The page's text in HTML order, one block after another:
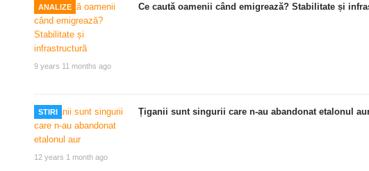
ANALIZE
9 years 11 months ago
Ce caută oamenii când emigrează? Stabilitate și
STIRI
12 years 1 month ago
Țiganii sunt singurii care n-au abandonat etalonul